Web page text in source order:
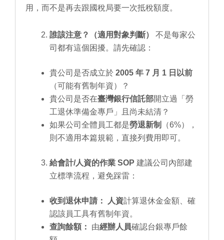
用，而不是再去跟國稅局要一次抵稅額度。
誰該注意？（適用對象判斷）
不是每家公
司都有這個困擾。請先確認：
貴公司是否成立於 2005 年 7 月 1 日以前
（可能有舊制年資）？
貴公司是否在臺灣銀行信託部開立過「勞
工退休準備金專戶」且尚未結清？
如果公司全體員工都是勞退新制
（6%），
則不適用本篇規範，直接列費用即可。
給會計/人資的作業 SOP 建議公司內部建
立標準流程，避免踩雷：
收到退休申請： 人資計算退休金金額、確
認該員工具有舊制年資。
查詢餘額：
由經辦人員確認台銀專戶餘